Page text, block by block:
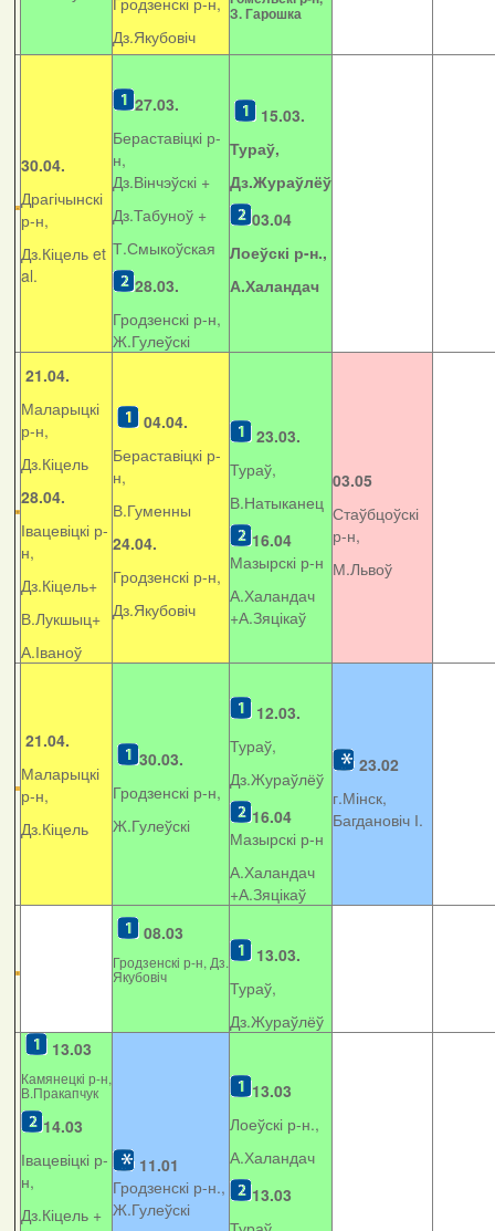
Дз.Якубовіч
З. Гарошка
30.04.
Драгічынскі
р-н,
Дз.Кіцель et
al.
27.03.
Бераставіцкі р-
н,
Дз.Вінчэўскі +
Дз.Табуноў +
Т.Смыкоўская
28.03.
Гродзенскі р-н,
Ж.Гулеўскі
15.03.
Тураў,
Дз.Жураўлёў
03.04
Лоеўскі р-н.,
А.Халандач
21.04.
Маларыцкі
р-н,
Дз.Кіцель
28.04.
Івацевіцкі р-
н,
Дз.Кіцель+
В.Лукшыц+
А.Іваноў
04.04.
Бераставіцкі р-
н,
В.Гуменны
24.04.
Гродзенскі р-н,
Дз.Якубовіч
23.03.
Тураў,
В.Натыканец
16.04
Мазырскі р-н
А.Халандач
+А.Зяцікаў
03.05
Стаўбцоўскі
р-н,
М.Львоў
21.04.
Маларыцкі
р-н,
Дз.Кіцель
30.03.
Гродзенскі р-н,
Ж.Гулеўскі
12.03.
Тураў,
Дз.Жураўлёў
16.04
Мазырскі р-н
А.Халандач
+А.Зяцікаў
23.02
г.Мінск,
Багдановіч І.
08.03
Гродзенскі р-н, Дз.
Якубовіч
13.03.
Тураў,
Дз.Жураўлёў
13.03
Камянецкі р-н,
В.Пракапчук
14.03
Івацевіцкі р-
н,
Дз.Кіцель +
11.01
Гродзенскі р-н.,
Ж.Гулеўскі
13.03
Лоеўскі р-н.,
А.Халандач
13.03